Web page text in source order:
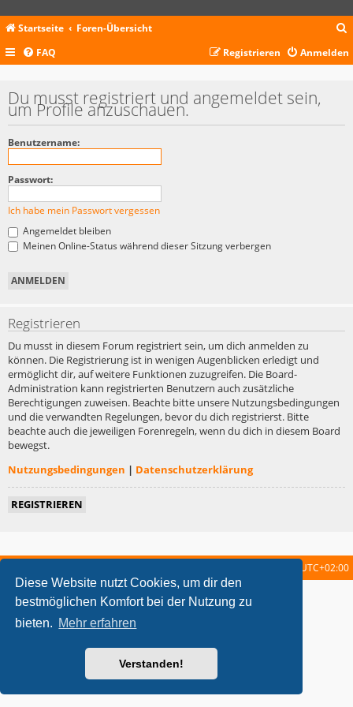
Diese Website nutzt Cookies, um dir den
bestmöglichen Komfort bei der Nutzung zu
bieten. Mehr erfahren
Verstanden!
Startseite Foren-Übersicht
c
FAQ Anmelden
Registrieren
Du musst registriert und angemeldet sein,
um Profile anzuschauen.
Benutzername:
Passwort:
Ich habe mein Passwort vergessen
Angemeldet bleiben
Meinen Online-Status während dieser Sitzung verbergen
Registrieren
Du musst in diesem Forum registriert sein, um dich anmelden zu
können. Die Registrierung ist in wenigen Augenblicken erledigt und
ermöglicht dir, auf weitere Funktionen zuzugreifen. Die Board-
Administration kann registrierten Benutzern auch zusätzliche
Berechtigungen zuweisen. Beachte bitte unsere Nutzungsbedingungen
und die verwandten Regelungen, bevor du dich registrierst. Bitte
beachte auch die jeweiligen Forenregeln, wenn du dich in diesem Board
bewegst.
Nutzungsbedingungen | Datenschutzerklärung
REGISTRIEREN
UTC+02:00
metrolike style by Eric Seguin Updated for phpBB3.2 by
Powered byphpBB ® Forum Software © phpBB Limited
Deutsche Übersetzung durch